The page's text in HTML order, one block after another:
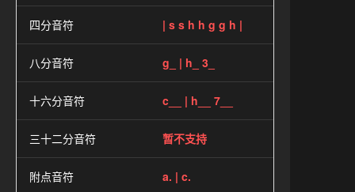
四分音符 | s s h h g g h |
八分音符 g_ | h_ 3_
十六分音符 c__ | h__ 7__
三十二分音符 暂不支持
附点音符
a. | c.